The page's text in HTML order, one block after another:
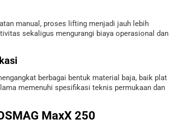
manual, proses lifting menjadi jauh lebih
sekaligus mengurangi biaya operasional dan
berbagai bentuk material baja, baik plat
memenuhi spesifikasi teknis permukaan dan
MaxX 250